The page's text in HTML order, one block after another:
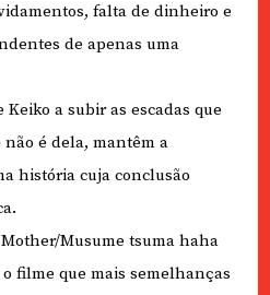
falta de dinheiro e
de apenas uma
a subir as escadas que
não é dela, mantêm a
história cuja conclusão
Musume tsuma haha
filme que mais semelhanças